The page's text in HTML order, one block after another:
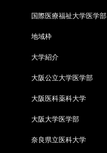
国際医療福祉大学医学部
地域枠
大学紹介
大阪公立大学医学部
大阪医科薬科大学
大阪大学医学部
奈良県立医科大学